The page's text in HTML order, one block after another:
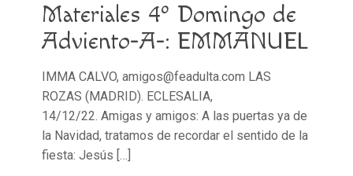
Materiales 4º Domingo de
Adviento-A-: EMMANUEL
IMMA CALVO, amigos@feadulta.com LAS
ROZAS (MADRID). ECLESALIA,
14/12/22. Amigas y amigos: A las puertas ya de
la Navidad, tratamos de recordar el sentido de la
fiesta: Jesús […]